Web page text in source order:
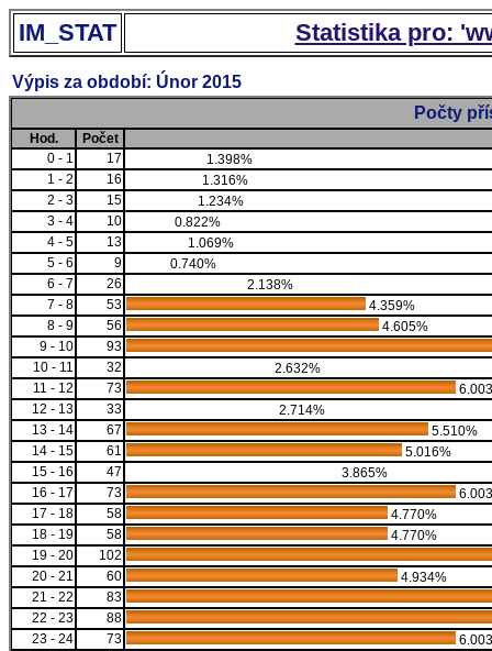
IM_STAT Statistika pro:
Výpis za období: Únor 2015
Počty
Hod.
Počet
0 - 1
17
1.398%
1 - 2
16
1.316%
2 - 3
15
1.234%
3 - 4
10
0.822%
4 - 5
13
1.069%
5 - 6
9
0.740%
6 - 7
26
2.138%
7 - 8
53
4.359%
8 - 9
56
4.605%
9 - 10
93
10 - 11
32
2.632%
11 - 12
73
12 - 13
33
2.714%
13 - 14
67
5.510%
14 - 15
61
5.016%
15 - 16
47
3.865%
16 - 17
73
17 - 18
58
4.770%
18 - 19
58
4.770%
19 - 20
102
20 - 21
60
4.934%
21 - 22
83
22 - 23
88
23 - 24
73